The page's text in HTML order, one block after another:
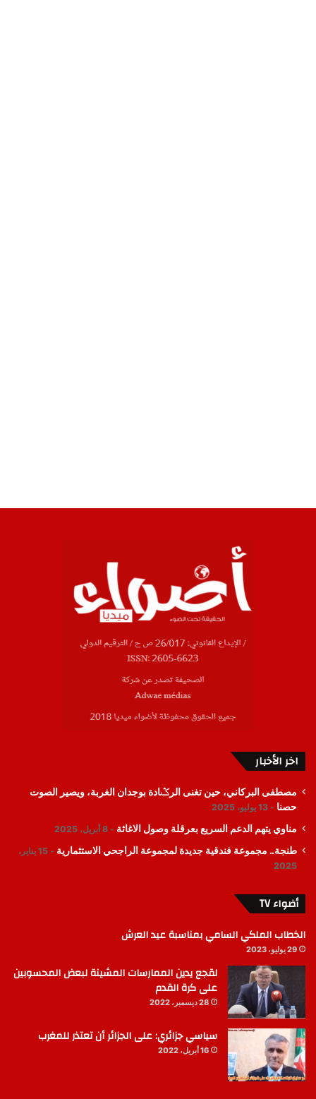
اخر الأخبار
مصطفى البركاني، حين تغنى الرݣادة بوجدان الغربة، ويصير الصوت
حصنا
13 يوليو، 2025
مناوي يتهم الدعم السريع بعرقلة وصول الاغاثة 8 أبريل، 2025
طنجة.. مجموعة فندقية جديدة لمجموعة الراجحي الاستثمارية
15 يناير،
2025
أضواء TV
الخطاب الملكي السامي بمناسبة عيد العرش
29 يوليو، 2023
لقجع يدين الممارسات المشينة لبعض المحسوبين
على كرة القدم
28 ديسمبر، 2022
سياسي جزائري: على الجزائر أن تعتذر للمغرب
16 أبريل، 2022